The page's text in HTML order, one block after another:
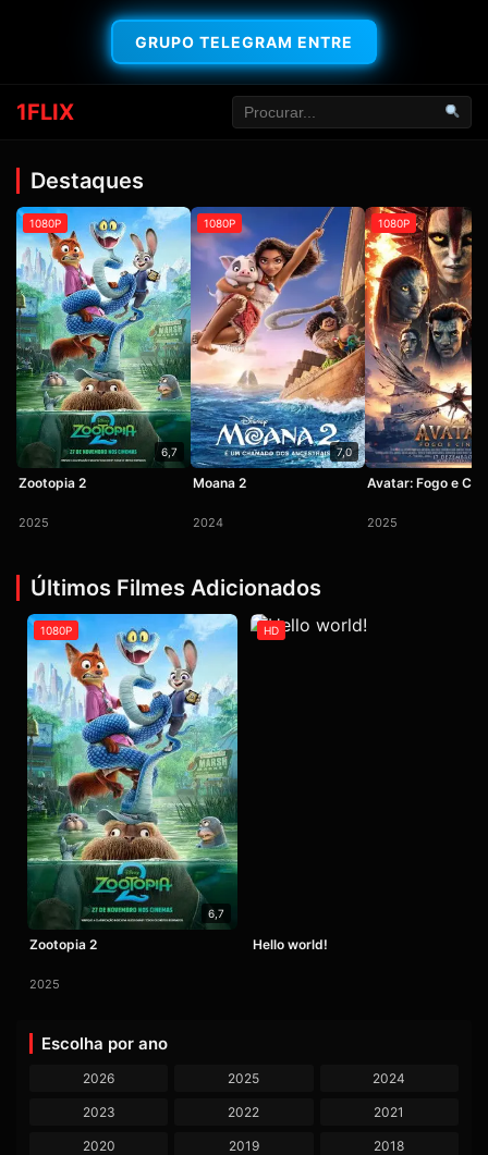
GRUPO TELEGRAM ENTRE
1FLIX
Destaques
1080P
6,7
Zootopia 2
2025
1080P
7,0
Moana 2
2024
1080P
Avatar: Fogo e
2025
Últimos Filmes Adicionados
1080P
6,7
Zootopia 2
2025
HD
Hello world!
Escolha por ano
2026 2025 2024
2023 2022 2021
2020 2019 2018